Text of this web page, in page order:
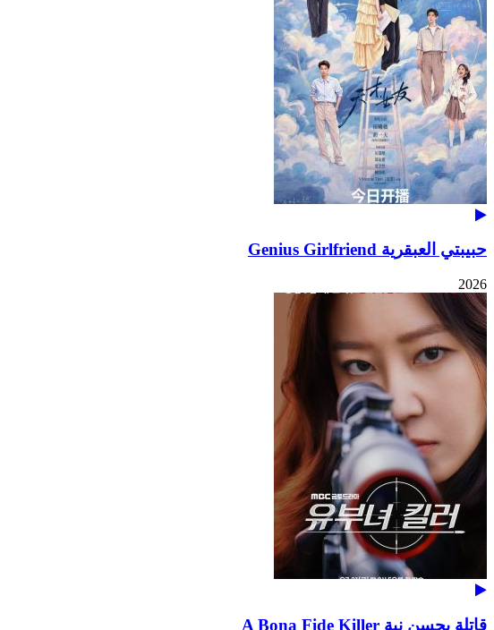
حبيبتي العبقرية Genius Girlfriend
2026
قاتلة بحسن نية A Bona Fide Killer